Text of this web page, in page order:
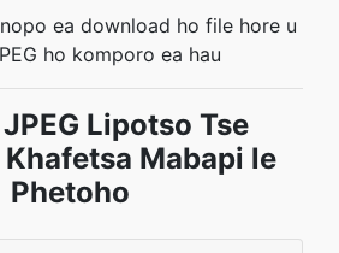
ea download ho file hore u
ho komporo ea hau
Lipotso Tse
Mabapi le
Phetoho